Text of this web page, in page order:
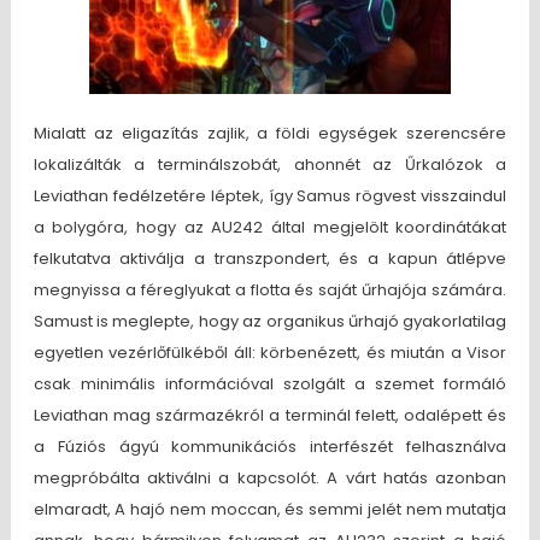
Mialatt az eligazítás zajlik, a földi egységek szerencsére
lokalizálták a terminálszobát, ahonnét az Űrkalózok a
Leviathan fedélzetére léptek, így Samus rögvest visszaindul
a bolygóra, hogy az AU242 által megjelölt koordinátákat
felkutatva aktiválja a transzpondert, és a kapun átlépve
megnyissa a féreglyukat a flotta és saját űrhajója számára.
Samust is meglepte, hogy az organikus űrhajó gyakorlatilag
egyetlen vezérlőfülkéből áll: körbenézett, és miután a Visor
csak minimális információval szolgált a szemet formáló
Leviathan mag származékról a terminál felett, odalépett és
a Fúziós ágyú kommunikációs interfészét felhasználva
megpróbálta aktiválni a kapcsolót. A várt hatás azonban
elmaradt, A hajó nem moccan, és semmi jelét nem mutatja